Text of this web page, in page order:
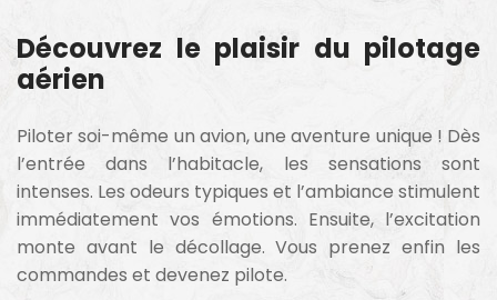
Découvrez le plaisir du pilotage
aérien
Piloter soi-même un avion, une aventure unique ! Dès
l’entrée dans l’habitacle, les sensations sont
intenses. Les odeurs typiques et l’ambiance stimulent
immédiatement vos émotions. Ensuite, l’excitation
monte avant le décollage. Vous prenez enfin les
commandes et devenez pilote.